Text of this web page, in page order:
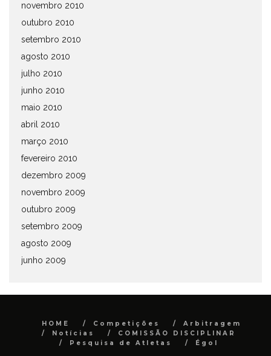
novembro 2010
outubro 2010
setembro 2010
agosto 2010
julho 2010
junho 2010
maio 2010
abril 2010
março 2010
fevereiro 2010
dezembro 2009
novembro 2009
outubro 2009
setembro 2009
agosto 2009
junho 2009
HOME Competições
Arbitragem
Notícias
COMISSÃO DISCIPLINAR
Pesquisa de Atletas
Égol